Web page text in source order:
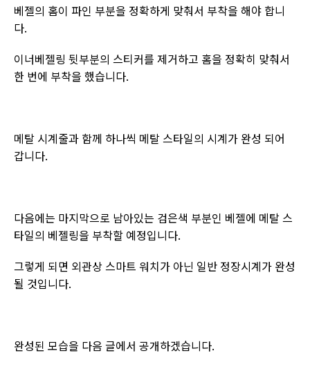
베젤의 홈이 파인 부분을 정확하게 맞춰서 부착을 해야 합니
다.
이너베젤링 뒷부분의 스티커를 제거하고 홈을 정확히 맞춰서
한 번에 부착을 했습니다.
메탈 시계줄과 함께 하나씩 메탈 스타일의 시계가 완성 되어
갑니다.
다음에는 마지막으로 남아있는 검은색 부분인 베젤에 메탈 스
타일의 베젤링을 부착할 예정입니다.
그렇게 되면 외관상 스마트 워치가 아닌 일반 정장시계가 완성
될 것입니다.
완성된 모습을 다음 글에서 공개하겠습니다.